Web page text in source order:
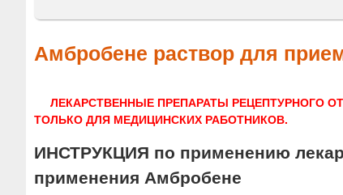
м
н
Амбробене раствор для
ЛЕКАРСТВЕННЫЕ ПРЕПАРАТЫ РЕЦЕПТУРНОГО
ТОЛЬКО ДЛЯ МЕДИЦИНСКИХ РАБОТНИКОВ.
ИНСТРУКЦИЯ по применению
применения Амбробене